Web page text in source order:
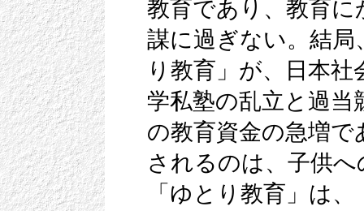
教育であり、教育
謀に過ぎない。結
り教育」が、日本
学私塾の乱立と過当
の教育資金の急増
されるのは、子供
「ゆとり教育」は